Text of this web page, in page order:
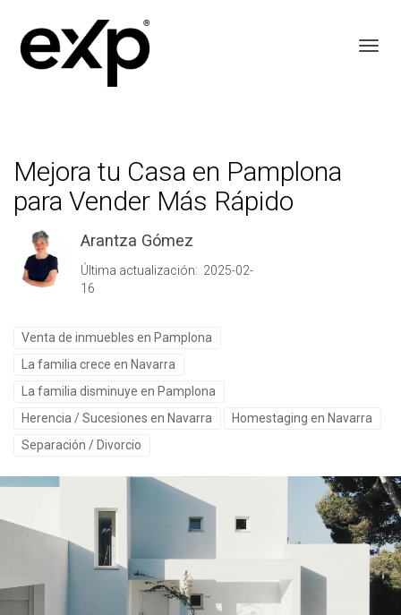
Mejora tu Casa en Pamplona
para Vender Más Rápido
Arantza Gómez
Última actualización: 2025-02-
16
Venta de inmuebles en Pamplona
La familia crece en Navarra
La familia disminuye en Pamplona
Herencia / Sucesiones en Navarra
Homestaging en Navarra
Separación / Divorcio